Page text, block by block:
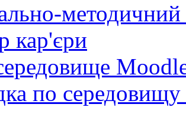
методичний
кар'єри
по